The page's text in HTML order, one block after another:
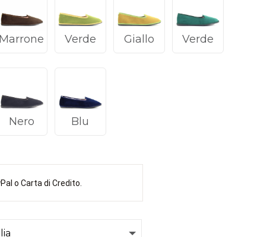
Marrone Verde Giallo Verde
Nero Blu
o Carta di Credito.